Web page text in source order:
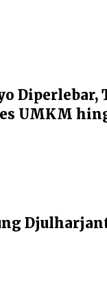
Diperlebar,
UMKM